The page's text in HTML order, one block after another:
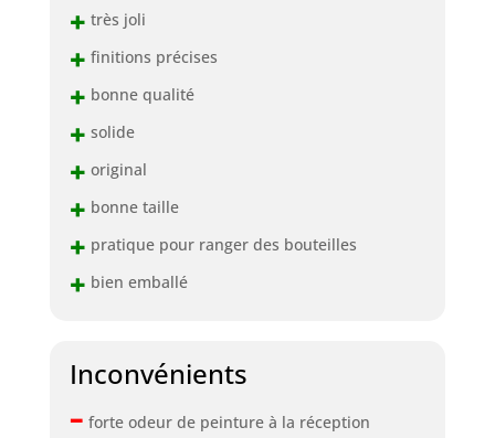
+ très joli
+ finitions précises
+ bonne qualité
+ solide
+ original
+ bonne taille
+ pratique pour ranger des bouteilles
+ bien emballé
Inconvénients
– forte odeur de peinture à la réception